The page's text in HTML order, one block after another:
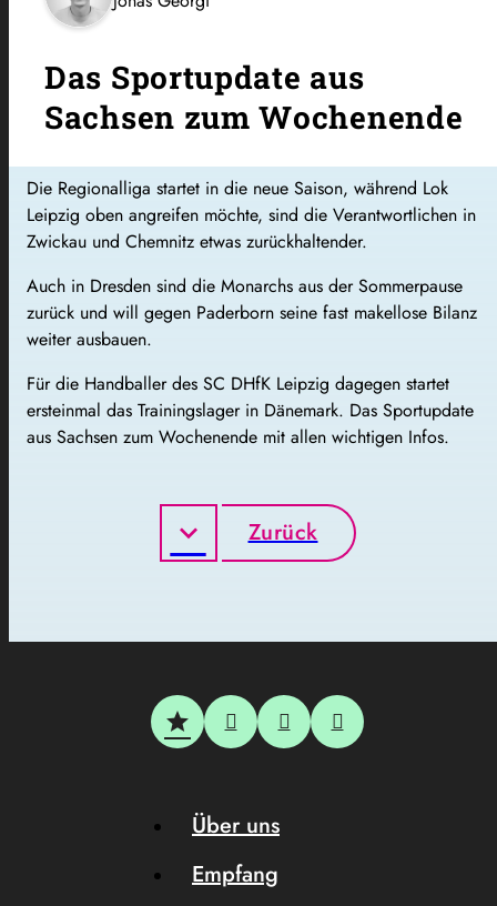
Das Sportupdate aus
Sachsen zum Wochenende
Die Regionalliga startet in die neue Saison, während Lok
Leipzig oben angreifen möchte, sind die Verantwortlichen in
Zwickau und Chemnitz etwas zurückhaltender.
Auch in Dresden sind die Monarchs aus der Sommerpause
zurück und will gegen Paderborn seine fast makellose Bilanz
weiter ausbauen.
Für die Handballer des SC DHfK Leipzig dagegen startet
ersteinmal das Trainingslager in Dänemark. Das Sportupdate
aus Sachsen zum Wochenende mit allen wichtigen Infos.
Zurück
Über uns
Empfang